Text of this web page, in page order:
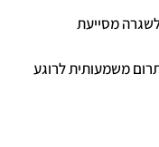
מסייעת
משמעותית לרוגע